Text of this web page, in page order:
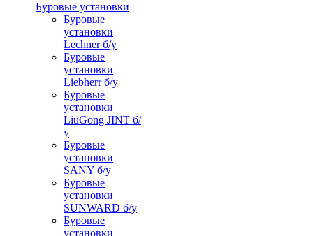
Буровые установки
Буровые
установки
Lechner б/у
Буровые
установки
Liebherr б/у
Буровые
установки
LiuGong JINT б/
у
Буровые
установки
SANY б/у
Буровые
установки
SUNWARD б/у
Буровые
установки